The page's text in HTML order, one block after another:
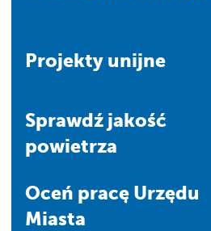
Projekty unijne
Sprawdź jakość
powietrza
Oceń pracę Urzędu
Miasta